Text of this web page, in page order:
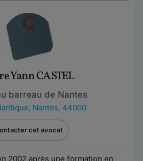
Yann CASTEL
barreau de Nantes
, Nantes, 44000
cet avocat
2002 après une formation en